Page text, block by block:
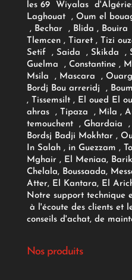
les 69 Wiyalas d'Algérie:
Laghouat , Oum el
, Bechar , Blida , Bouira
Tlemcen , Tiaret , Tizi
Setif , Saida , Skikda ,
Guelma , Constantine ,
Msila , Mascara ,
Bordj Bou arreridj ,
, Tissemsilt , El oued El
ahras , Tipaza , Mila ,
temouchent , Ghardaia ,
Bordsj Badji Mokhtar ,
In Salah , in Guezzam ,
Mghair , El Meniaa,
Chelala, Boussaada,
Atter, El Kantara, El
Notre support technique
à l'écoute des clients et
conseils d'achat, de
Nos produits